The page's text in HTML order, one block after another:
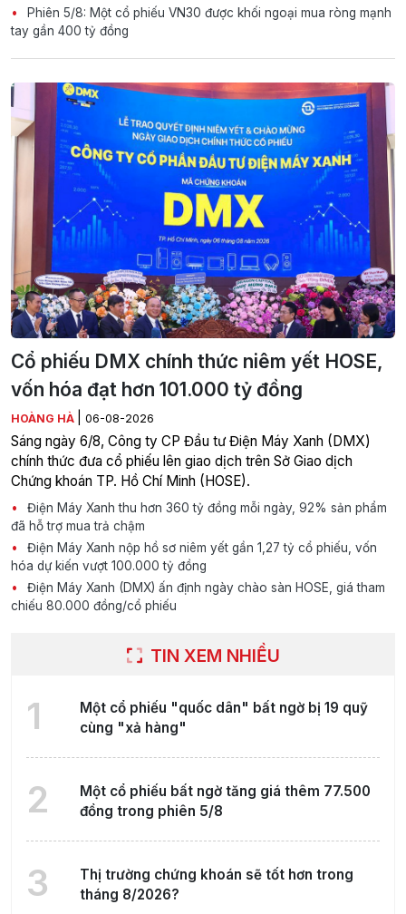
Phiên 5/8: Một cổ phiếu VN30 được khối ngoại mua ròng mạnh
tay gần 400 tỷ đồng
Cổ phiếu DMX chính thức niêm yết HOSE,
vốn hóa đạt hơn 101.000 tỷ đồng
HOÀNG HÀ 06-08-2026
Sáng ngày 6/8, Công ty CP Đầu tư Điện Máy Xanh (DMX)
chính thức đưa cổ phiếu lên giao dịch trên Sở Giao dịch
Chứng khoán TP. Hồ Chí Minh (HOSE).
Điện Máy Xanh thu hơn 360 tỷ đồng mỗi ngày, 92% sản phẩm
đã hỗ trợ mua trả chậm
Điện Máy Xanh nộp hồ sơ niêm yết gần 1,27 tỷ cổ phiếu, vốn
hóa dự kiến vượt 100.000 tỷ đồng
Điện Máy Xanh (DMX) ấn định ngày chào sàn HOSE, giá tham
chiếu 80.000 đồng/cổ phiếu
TIN XEM NHIỀU
1
Một cổ phiếu "quốc dân" bất ngờ bị 19 quỹ
cùng "xả hàng"
2
Một cổ phiếu bất ngờ tăng giá thêm 77.500
đồng trong phiên 5/8
3
Thị trường chứng khoán sẽ tốt hơn trong
tháng 8/2026?